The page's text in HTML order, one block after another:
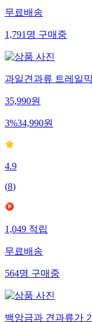
무료배송
1,791명구매중
과일견과류 트레일
35,990원
3%34,990원
4.9
(8)
1,049적립
무료배송
564명구매중